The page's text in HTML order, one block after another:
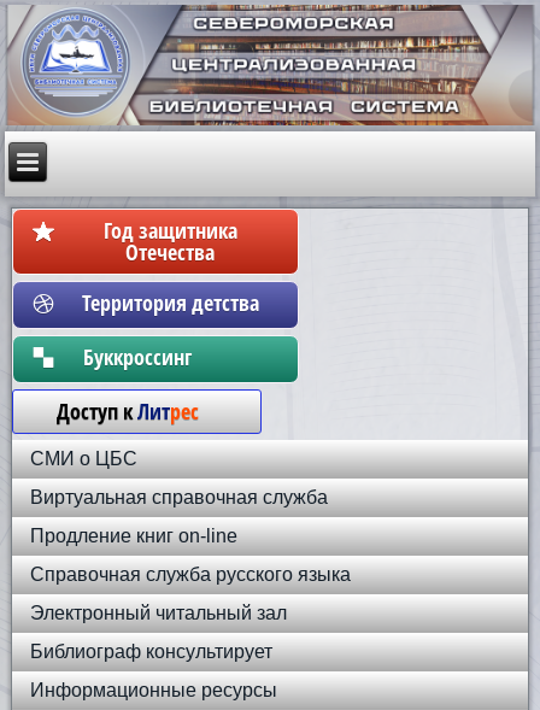
Год защитника
Отечества
Территория детства
Бyккpoccинг
Доступ кЛитрес
СМИ о ЦБС
Виртуальная справочная служба
Продление книг on-line
Справочная служба русского языка
Электронный читальный зал
Библиограф консультирует
Информационные ресурсы